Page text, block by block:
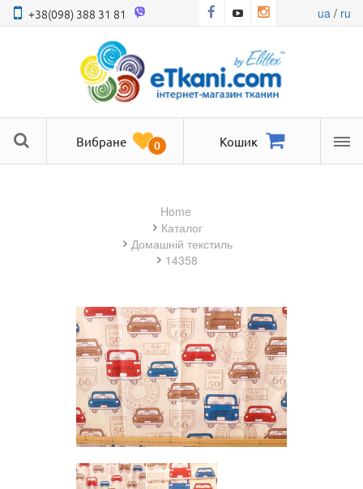
+38(098) 388 31 81 ua/ ru
Вибране 0 Кошик
Home
Каталог
домашній текстиль
14358